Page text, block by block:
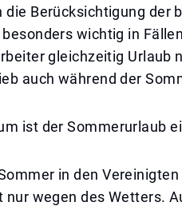
die Berücksichtigung der
wichtig in
gleichzeitig Urlaub
auch während der
ist der Sommerurlaub
in den
nur wegen des Wetters.